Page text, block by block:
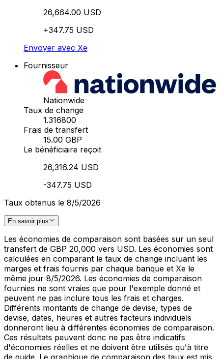
26,664.00 USD
+347.75 USD
Envoyer avec Xe
Fournisseur
Nationwide
Taux de change
1.316800
Frais de transfert
15.00 GBP
Le bénéficiaire reçoit
26,316.24 USD
-347.75 USD
Taux obtenus le 8/5/2026
En savoir plus
Les économies de comparaison sont basées sur un seul
transfert de GBP 20,000 vers USD. Les économies sont
calculées en comparant le taux de change incluant les
marges et frais fournis par chaque banque et Xe le
même jour 8/5/2026. Les économies de comparaison
fournies ne sont vraies que pour l'exemple donné et
peuvent ne pas inclure tous les frais et charges.
Différents montants de change de devise, types de
devise, dates, heures et autres facteurs individuels
donneront lieu à différentes économies de comparaison.
Ces résultats peuvent donc ne pas être indicatifs
d'économies réelles et ne doivent être utilisés qu'à titre
de guide. Le graphique de comparaison des taux est mis